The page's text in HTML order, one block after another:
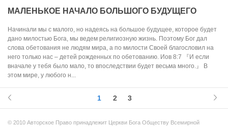
МАЛЕНЬКОЕ НАЧАЛО БОЛЬШОГО БУДУЩЕГО
Начинали мы с малого, но надеясь на большое будущее, которое будет
дано милостью Бога, мы ведем религиозную жизнь. Поэтому Бог дал
слова обетования не людям мира, а по милости Своей благословил на
него только нас – детей рожденных по обетованию. Иов 8:7 『И если
вначале у тебя было мало, то впоследствии будет весьма много.』 В
этом мире, у любого н...
1 2 3
© 2010 Авторское Право принадлежит Церкви Бога Обществу Всемирной